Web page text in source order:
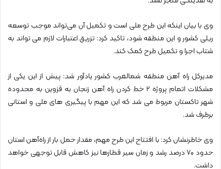
وی با بیان اینکه این طرح ملی است و تکمیل آن می‌تواند موجب توسعه
ریلی کشور و این منطقه شود، تاکید کرد: تزریق اعتبارات لازم می تواند به
شتاب اجرا و تکمیل طرح کمک کند.
مدیرکل راه آهن منطقه شمالغرب کشور یادآور شد: پیش از این یکی از
مشکلات اتمام پروژه ۲ خط کردن راه آهن زنجان به قزوین به محدوده
شهر تاکستان مربوط می شد که این مهم با پیگیری های ملی و استانی
برطرف شد.
وی خاطرنشان کرد: با افتتاح این طرح مهم، مقدار حمل بار از راه‌آهن استان
حدود ۷۰ درصد رشد و زمان سیر قطارها نیز کاهش قابل توجهی خواهد
داشت.